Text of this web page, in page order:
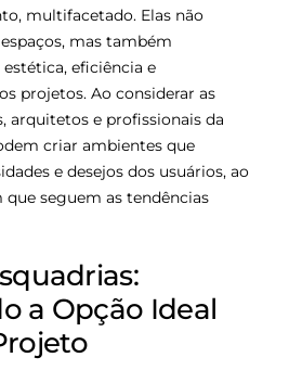
multifacetado. Elas não
mas também
eficiência e
projetos. Ao considerar as
arquitetos e profissionais da
criar ambientes que
e desejos dos usuários, ao
seguem as tendências
a Opção Ideal